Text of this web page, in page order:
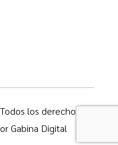
los derechos
Gabina Digital